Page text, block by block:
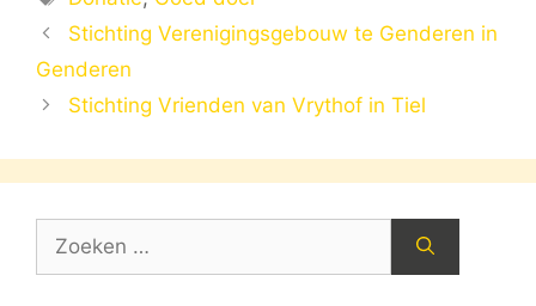
Stichting Verenigingsgebouw te Genderen in
Genderen
Stichting Vrienden van Vrythof in Tiel
naar: